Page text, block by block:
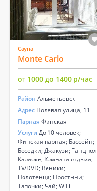
Сауна
Monte Carlo
от 1000 до 1400 р/час
Район Альметьевск
Адрес Полевая улица, 11
Парная Финская
Услуги До 10 человек;
Финская парная; Бассейн;
Беседки; Джакузи;
Караоке; Комната отдыха;
TV/DVD; Веники;
Полотенца; Простыни;
Тапочки; Чай; WiFi